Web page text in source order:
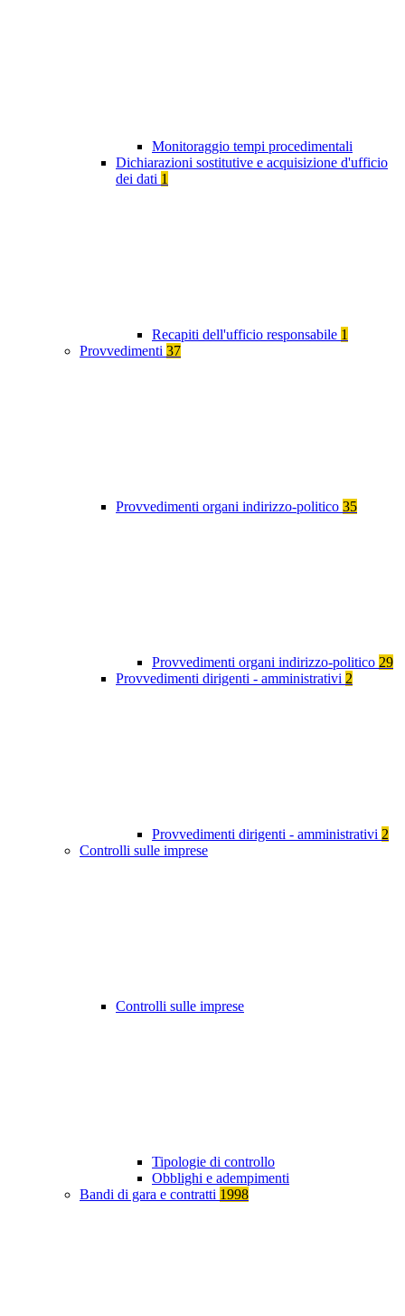
Monitoraggio tempi procedimentali
Dichiarazioni sostitutive e acquisizione d'ufficio
dei dati 1
Recapiti dell'ufficio responsabile 1
Provvedimenti 37
Provvedimenti organi indirizzo-politico 35
Provvedimenti organi indirizzo-politico 29
Provvedimenti dirigenti - amministrativi 2
Provvedimenti dirigenti - amministrativi 2
Controlli sulle imprese
Controlli sulle imprese
Tipologie di controllo
Obblighi e adempimenti
Bandi di gara e contratti 1998